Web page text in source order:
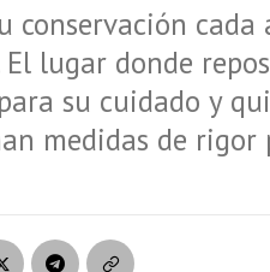
conservación
El lugar donde
su cuidado y
medidas de